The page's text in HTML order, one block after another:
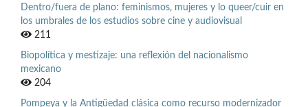
Dentro/fuera de plano: feminismos, mujeres y lo queer/cuir en
los umbrales de los estudios sobre cine y audiovisual
211
Biopolítica y mestizaje: una reflexión del nacionalismo
mexicano
204
Pompeya y la Antigüedad clásica como recurso modernizador